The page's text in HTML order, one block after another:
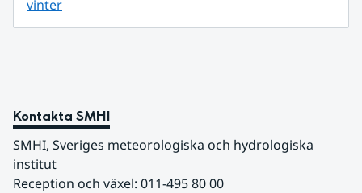
vinter
Kontakta SMHI
SMHI, Sveriges meteorologiska och hydrologiska
institut
Reception och växel: 011-495 80 00